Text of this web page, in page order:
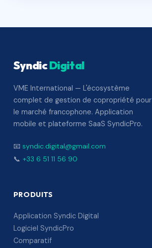
SyndicDigital
VME International — L'écosystème
complet de gestion de copropriété pour
le marché francophone. Application
mobile et plateforme SaaS SyndicPro.
📧 syndic.digital@gmail.com
📞 +33 6 51 11 56 90
PRODUITS
Application Syndic Digital
Logiciel SyndicPro
Comparatif